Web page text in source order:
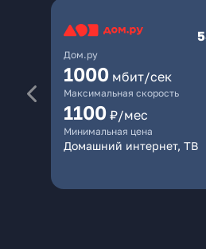
Дом.ру
1000 мбит/сек
Максимальная скорость
1100 ₽/мес
Минимальная цена
Домашний интернет, ТВ